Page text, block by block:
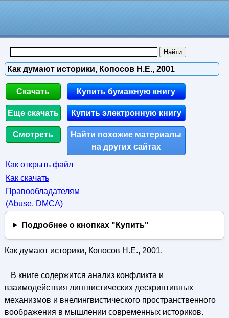
Как думают историки, Копосов Н.Е., 2001
Скачать
Еще скачать
Смотреть
Купить бумажную книгу
Купить электронную книгу
Найти похожие материалы
на других сайтах
Как открыть файл
Как скачать
Правообладателям
(Abuse, DMСA)
Подробнее о кнопках "Купить"
Как думают историки, Копосов Н.Е., 2001.
В книге содержится анализ конфликта и
взаимодействия лингвистических дескриптивных
механизмов и внелингвистического пространственного
воображения в мышлении современных историков.